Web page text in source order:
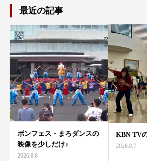
最近の記事
ボンフェス・まろダンスの
映像を少しだけ♪
2026.8.8
KBN TV
2026.8.7